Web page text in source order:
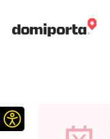
Otwórz pasek narzędzi